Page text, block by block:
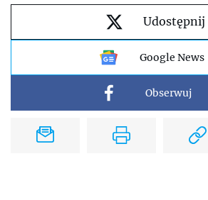
Udostępnij
Google News
Obserwuj